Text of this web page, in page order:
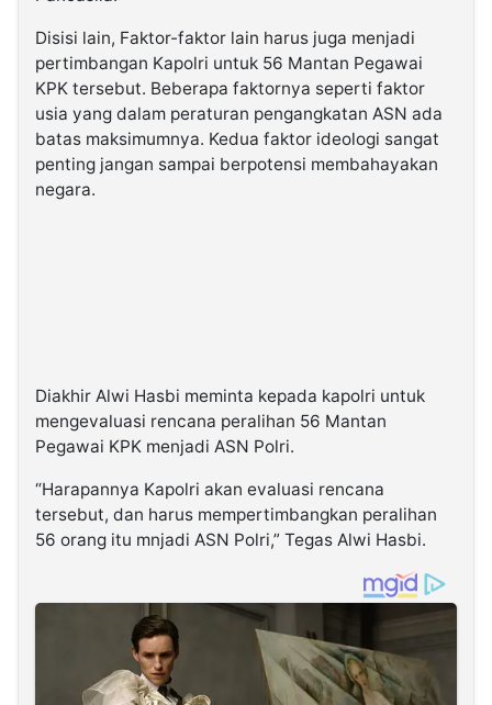
Disisi lain, Faktor-faktor lain harus juga menjadi
pertimbangan Kapolri untuk 56 Mantan Pegawai
KPK tersebut. Beberapa faktornya seperti faktor
usia yang dalam peraturan pengangkatan ASN ada
batas maksimumnya. Kedua faktor ideologi sangat
penting jangan sampai berpotensi membahayakan
negara.
Diakhir Alwi Hasbi meminta kepada kapolri untuk
mengevaluasi rencana peralihan 56 Mantan
Pegawai KPK menjadi ASN Polri.
“Harapannya Kapolri akan evaluasi rencana
tersebut, dan harus mempertimbangkan peralihan
56 orang itu mnjadi ASN Polri,” Tegas Alwi Hasbi.